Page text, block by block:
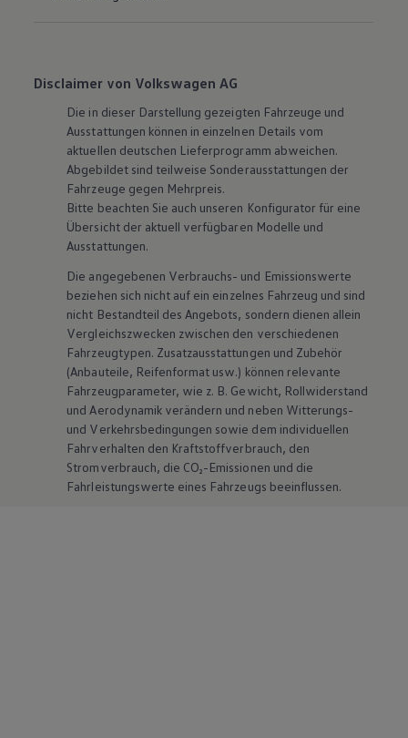
Disclaimer von Volkswagen AG
Die in dieser Darstellung gezeigten Fahrzeuge und
Ausstattungen können in einzelnen Details vom
aktuellen deutschen Lieferprogramm abweichen.
Abgebildet sind teilweise Sonderausstattungen der
Fahrzeuge gegen Mehrpreis.
Bitte beachten Sie auch unseren Konfigurator für eine
Übersicht der aktuell verfügbaren Modelle und
Ausstattungen.
Die angegebenen Verbrauchs- und Emissionswerte
beziehen sich nicht auf ein einzelnes Fahrzeug und sind
nicht Bestandteil des Angebots, sondern dienen allein
Vergleichszwecken zwischen den verschiedenen
Fahrzeugtypen. Zusatzausstattungen und Zubehör
(Anbauteile, Reifenformat usw.) können relevante
Fahrzeugparameter, wie z. B. Gewicht, Rollwiderstand
und Aerodynamik verändern und neben Witterungs-
und Verkehrsbedingungen sowie dem individuellen
Fahrverhalten den Kraftstoffverbrauch, den
Stromverbrauch, die CO₂-Emissionen und die
Fahrleistungswerte eines Fahrzeugs beeinflussen.